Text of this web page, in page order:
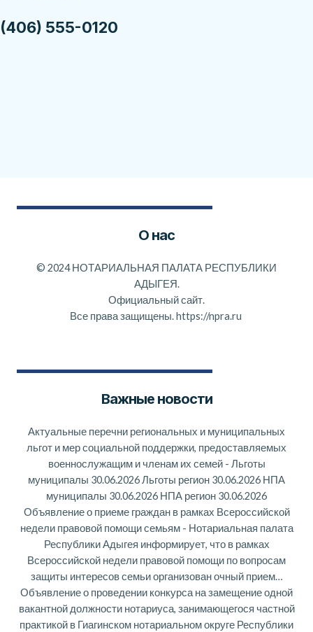
(406) 555-0120
О нас
© 2024 НОТАРИАЛЬНАЯ ПАЛАТА РЕСПУБЛИКИ
АДЫГЕЯ.
Официальный сайт.
Все права защищены.https://npra.ru
Важные новости
Актуальные перечни региональных и муниципальных
льгот и мер социальной поддержки, предоставляемых
военнослужащим и членам их семей - Льготы
муниципалы 30.06.2026 Льготы регион 30.06.2026 НПА
муниципалы 30.06.2026 НПА регион 30.06.2026
Объявление о приеме граждан в рамках Всероссийской
недели правовой помощи семьям - Нотариальная палата
Республики Адыгея информирует, что в рамках
Всероссийской недели правовой помощи по вопросам
защиты интересов семьи организован очный прием…
Объявление о проведении конкурса на замещение одной
вакантной должности нотариуса, занимающегося частной
практикой в Гиагинском нотариальном округе Республики